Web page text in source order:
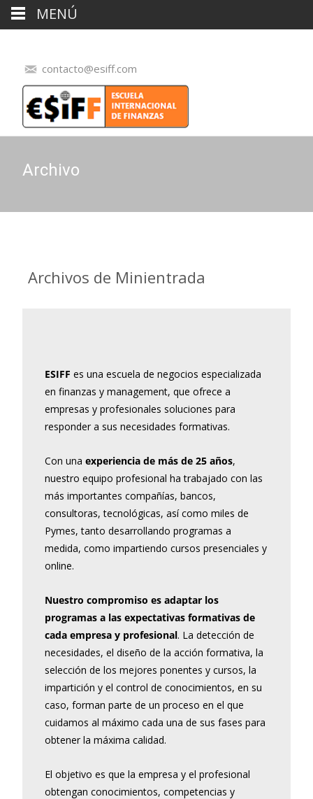
contacto@esiff.com
Archivo
Archivos de Minientrada
ESIFF es una escuela de negocios especializada
en finanzas y management, que ofrece a
empresas y profesionales soluciones para
responder a sus necesidades formativas.
Con una experiencia de más de 25 años,
nuestro equipo profesional ha trabajado con las
más importantes compañías, bancos,
consultoras, tecnológicas, así como miles de
Pymes, tanto desarrollando programas a
medida, como impartiendo cursos presenciales y
online.
Nuestro compromiso es adaptar los
programas a las expectativas formativas de
cada empresa y profesional. La detección de
necesidades, el diseño de la acción formativa, la
selección de los mejores ponentes y cursos, la
impartición y el control de conocimientos, en su
caso, forman parte de un proceso en el que
cuidamos al máximo cada una de sus fases para
obtener la máxima calidad.
El objetivo es que la empresa y el profesional
obtengan conocimientos, competencias y
MENÚ